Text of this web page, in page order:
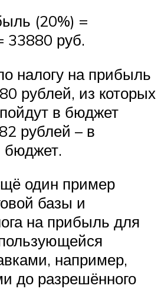
(20%) =
33880 руб.
налогу на прибыль
рублей, из которых
в бюджет
рублей – в
один пример
базы и
на прибыль для
например,
до разрешённого